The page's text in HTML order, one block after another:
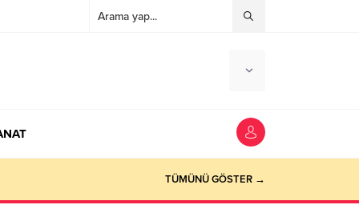
Haber TÜMÜNÜ GÖSTER →